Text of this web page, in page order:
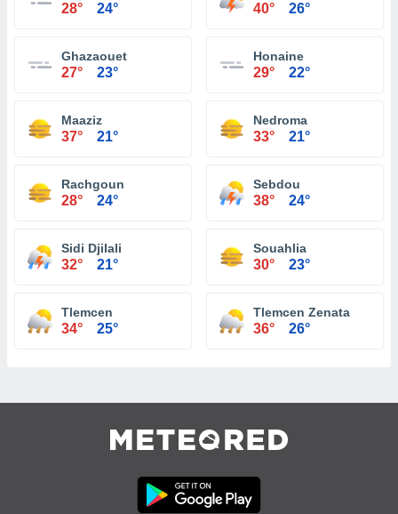
28° 24° 40° 26°
Ghazaouet
27° 23°
Honaine
29° 22°
Maaziz
37° 21°
Nedroma
33° 21°
Rachgoun
28° 24°
Sebdou
38° 24°
Sidi Djilali
32° 21°
Souahlia
30° 23°
Tlemcen
34° 25°
Tlemcen Zenata
36° 26°